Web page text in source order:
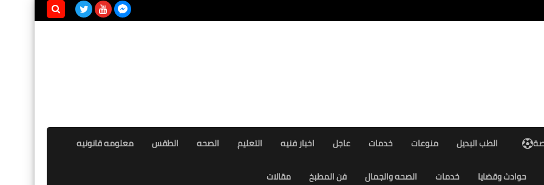
الطب البديل منوعات خدمات عاجل اخبار فنيه التعليم الصحه الطقس معلومه قانونيه
حوادث وقضايا خدمات الصحه والجمال فن المطبخ مقالات